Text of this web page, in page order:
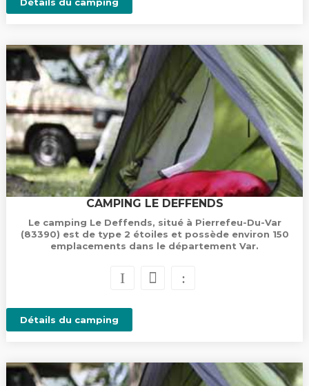
CAMPING LE DEFFENDS
Le camping Le Deffends, situé à Pierrefeu-Du-Var
(83390) est de type 2 étoiles et possède environ 150
emplacements dans le département Var.
Détails du camping